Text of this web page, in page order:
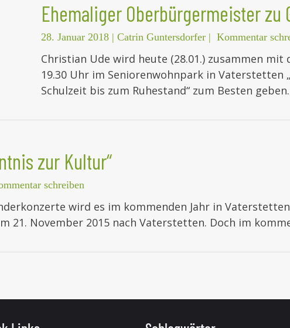
Ehemaliger Oberbürgermeister zu
28. Januar 2018 | Catrin Guntersdorfer | Kommentar
Christian Ude wird heute (28.01.) zusammen
19.30 Uhr im Seniorenwohnpark in Vaterstetten
Schulzeit bis zum Ruhestand“ zum Besten
zur Kultur“
schreiben
wird es im kommenden Jahr in
21. November 2015 nach Vaterstetten. Doch im